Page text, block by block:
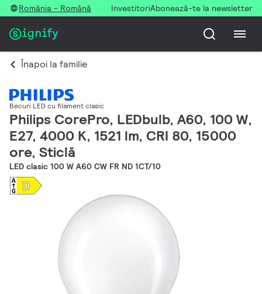
România - Română InvestitoriAbonează-te la newsletter
Înapoi la familie
Becuri LED cu filament clasic
Philips CorePro, LEDbulb, A60, 100 W,
E27, 4000 K, 1521 lm, CRI 80, 15000
ore, Sticlă
LED clasic 100 W A60 CW FR ND 1CT/10